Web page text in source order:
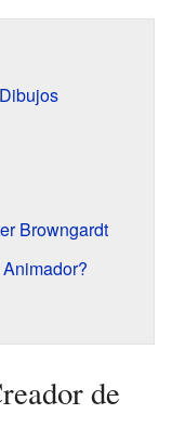
Browngardt
de